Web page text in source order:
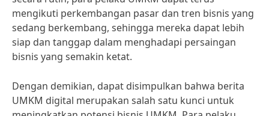
mengikuti perkembangan pasar dan tren bisnis yang
sedang berkembang, sehingga mereka dapat lebih
siap dan tanggap dalam menghadapi persaingan
bisnis yang semakin ketat.
Dengan demikian, dapat disimpulkan bahwa berita
UMKM digital merupakan salah satu kunci untuk